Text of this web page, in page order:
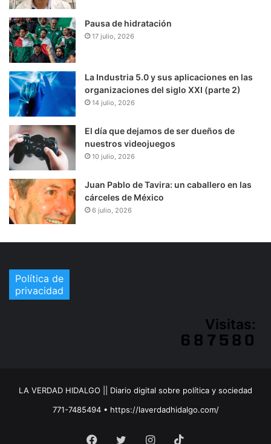
Pausa de hidratación
17 julio, 2026
La Industria 5.0 y sus aplicaciones en las
organizaciones del siglo XXI (parte 2)
14 julio, 2026
El día que dejamos de ser dueños de
nuestros videojuegos
10 julio, 2026
Juan Pablo de Tavira: un caballero en las
cárceles de México
6 julio, 2026
Política de
privacidad
Visitas:
LA VERDAD HIDALGO || Diario digital sobre política y sociedad
771-7485494 • https://laverdadhidalgo.com/
Facebook
TwitterInstagram